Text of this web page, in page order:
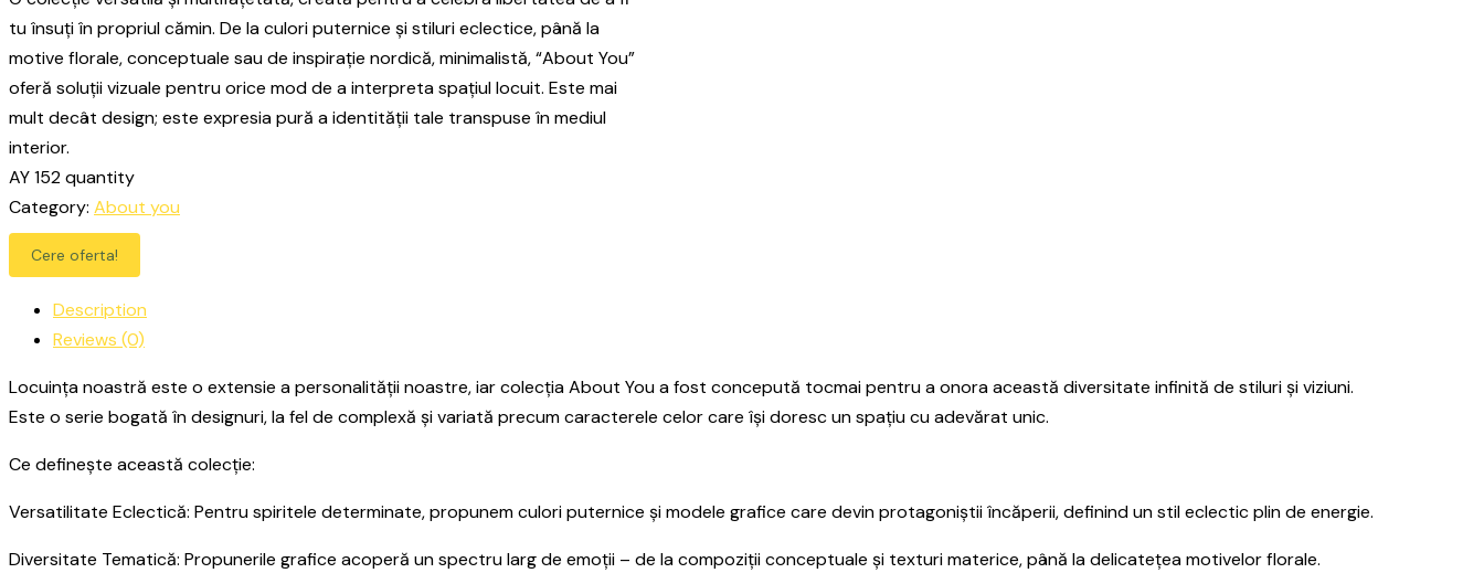
tu însuți în propriul cămin. De la culori puternice și stiluri eclectice, până la
motive florale, conceptuale sau de inspirație nordică, minimalistă, “About You”
oferă soluții vizuale pentru orice mod de a interpreta spațiul locuit. Este mai
mult decât design; este expresia pură a identității tale transpuse în mediul
interior.
AY 152 quantity
Category: About you
Cere oferta!
Description
Reviews (0)
Locuința noastră este o extensie a personalității noastre, iar colecția About You a fost concepută tocmai pentru a onora această diversitate infinită de stiluri și viziuni.
Este o serie bogată în designuri, la fel de complexă și variată precum caracterele celor care își doresc un spațiu cu adevărat unic.
Ce definește această colecție:
Versatilitate Eclectică: Pentru spiritele determinate, propunem culori puternice și modele grafice care devin protagoniștii încăperii, definind un stil eclectic plin de energie.
Diversitate Tematică: Propunerile grafice acoperă un spectru larg de emoții – de la compoziții conceptuale și texturi materice, până la delicatețea motivelor florale.